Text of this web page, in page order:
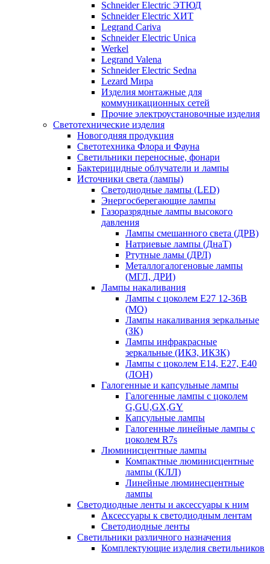
Schneider Electric ЭТЮД
Schneider Electric ХИТ
Legrand Cariva
Schneider Electric Unica
Werkel
Legrand Valena
Schneider Electric Sedna
Lezard Мира
Изделия монтажные для
коммуникационных сетей
Прочие электроустановочные изделия
Светотехнические изделия
Новогодняя продукция
Светотехника Флора и Фауна
Светильники переносные, фонари
Бактерицидные облучатели и лампы
Источники света (лампы)
Светодиодные лампы (LED)
Энергосберегающие лампы
Газоразрядные лампы высокого
давления
Лампы смешанного света (ДРВ)
Натриевые лампы (ДнаТ)
Ртутные ламы (ДРЛ)
Металлогалогеновые лампы
(МГЛ, ДРИ)
Лампы накаливания
Лампы с цоколем Е27 12-36В
(МО)
Лампы накаливания зеркальные
(ЗК)
Лампы инфракрасные
зеркальные (ИКЗ, ИКЗК)
Лампы с цоколем Е14, Е27, Е40
(ЛОН)
Галогенные и капсульные лампы
Галогенные лампы с цоколем
G,GU,GX,GY
Капсульные лампы
Галогенные линейные лампы с
цоколем R7s
Люминисцентные лампы
Компактные люминисцентные
лампы (КЛЛ)
Линейные люминесцентные
лампы
Светодиодные ленты и аксессуары к ним
Аксессуары к светодиодным лентам
Светодиодные ленты
Светильники различного назначения
Комплектующие изделия светильников